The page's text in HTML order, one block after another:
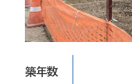
築年数